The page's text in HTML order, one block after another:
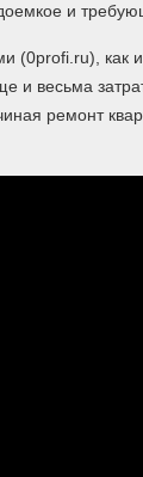
и
(0profi.ru), как
и весьма
ремонт